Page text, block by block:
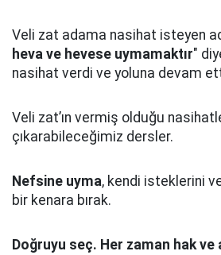
Veli zat adama nasihat isteyen
heva ve hevese uymamaktır"
nasihat verdi ve yoluna devam
Veli zat’ın vermiş olduğu
çıkarabileceğimiz dersler.
Nefsine uyma, kendi isteklerini
bir kenara bırak.
Doğruyu seç. Her zaman hak